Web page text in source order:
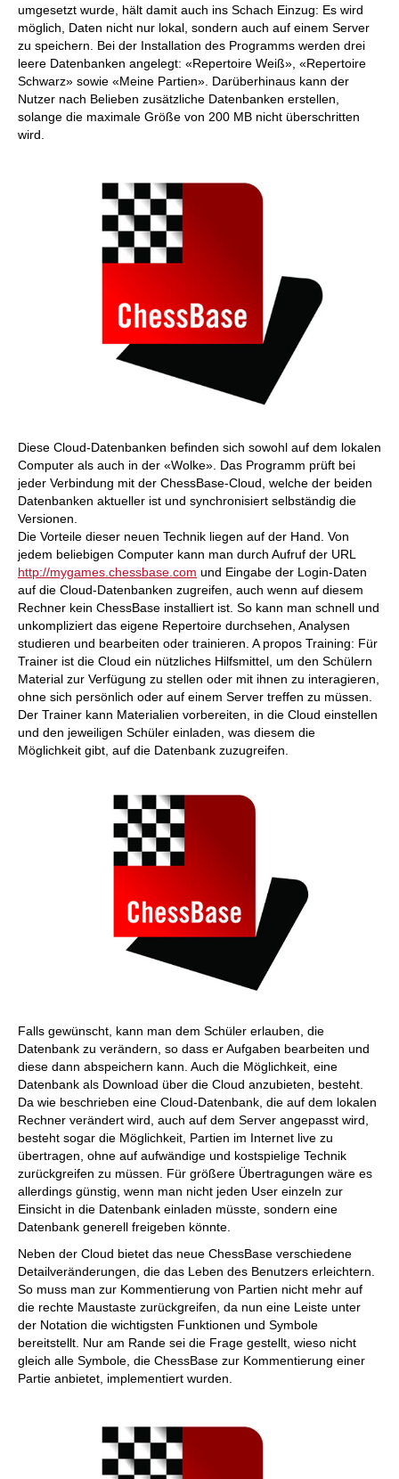
umgesetzt wurde, hält damit auch ins Schach Einzug: Es wird
möglich, Daten nicht nur lokal, sondern auch auf einem Server
zu speichern. Bei der Installation des Programms werden drei
leere Datenbanken angelegt: «Repertoire Weiß», «Repertoire
Schwarz» sowie «Meine Partien». Darüberhinaus kann der
Nutzer nach Belieben zusätzliche Datenbanken erstellen,
solange die maximale Größe von 200 MB nicht überschritten
wird.
Diese Cloud-Datenbanken befinden sich sowohl auf dem lokalen
Computer als auch in der «Wolke». Das Programm prüft bei
jeder Verbindung mit der ChessBase-Cloud, welche der beiden
Datenbanken aktueller ist und synchronisiert selbständig die
Versionen.
Die Vorteile dieser neuen Technik liegen auf der Hand. Von
jedem beliebigen Computer kann man durch Aufruf der URL
http://mygames.chessbase.com und Eingabe der Login-Daten
auf die Cloud-Datenbanken zugreifen, auch wenn auf diesem
Rechner kein ChessBase installiert ist. So kann man schnell und
unkompliziert das eigene Repertoire durchsehen, Analysen
studieren und bearbeiten oder trainieren. A propos Training: Für
Trainer ist die Cloud ein nützliches Hilfsmittel, um den Schülern
Material zur Verfügung zu stellen oder mit ihnen zu interagieren,
ohne sich persönlich oder auf einem Server treffen zu müssen.
Der Trainer kann Materialien vorbereiten, in die Cloud einstellen
und den jeweiligen Schüler einladen, was diesem die
Möglichkeit gibt, auf die Datenbank zuzugreifen.
Falls gewünscht, kann man dem Schüler erlauben, die
Datenbank zu verändern, so dass er Aufgaben bearbeiten und
diese dann abspeichern kann. Auch die Möglichkeit, eine
Datenbank als Download über die Cloud anzubieten, besteht.
Da wie beschrieben eine Cloud-Datenbank, die auf dem lokalen
Rechner verändert wird, auch auf dem Server angepasst wird,
besteht sogar die Möglichkeit, Partien im Internet live zu
übertragen, ohne auf aufwändige und kostspielige Technik
zurückgreifen zu müssen. Für größere Übertragungen wäre es
allerdings günstig, wenn man nicht jeden User einzeln zur
Einsicht in die Datenbank einladen müsste, sondern eine
Datenbank generell freigeben könnte.
Neben der Cloud bietet das neue ChessBase verschiedene
Detailveränderungen, die das Leben des Benutzers erleichtern.
So muss man zur Kommentierung von Partien nicht mehr auf
die rechte Maustaste zurückgreifen, da nun eine Leiste unter
der Notation die wichtigsten Funktionen und Symbole
bereitstellt. Nur am Rande sei die Frage gestellt, wieso nicht
gleich alle Symbole, die ChessBase zur Kommentierung einer
Partie anbietet, implementiert wurden.